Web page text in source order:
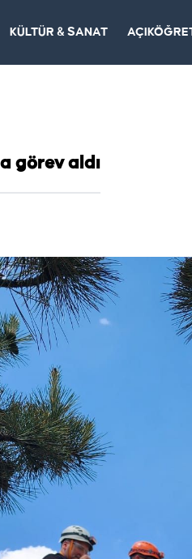
KÜLTÜR & SANAT
görev aldı